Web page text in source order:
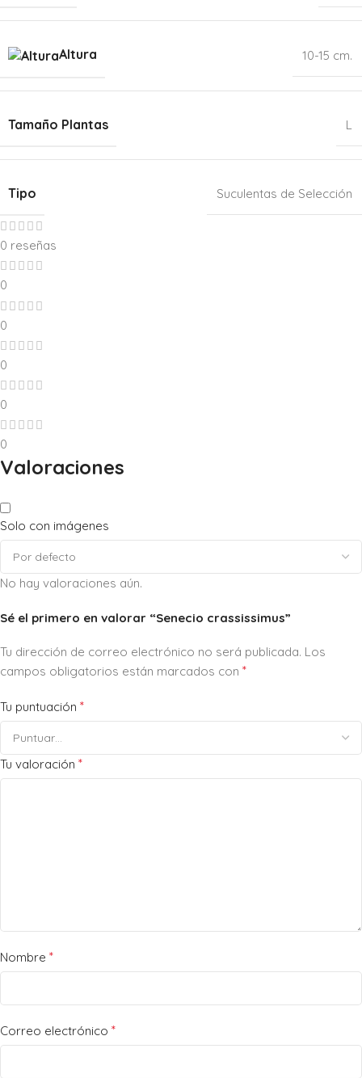
Altura 10-15 cm.
Tamaño Plantas L
Tipo Suculentas de Selección
0 reseñas
0
0
0
0
0
Valoraciones
Solo con imágenes
No hay valoraciones aún.
Sé el primero en valorar “Senecio crassissimus”
Tu dirección de correo electrónico no será publicada. Los
campos obligatorios están marcados con *
Tu puntuación *
Tu valoración *
Nombre *
Correo electrónico *